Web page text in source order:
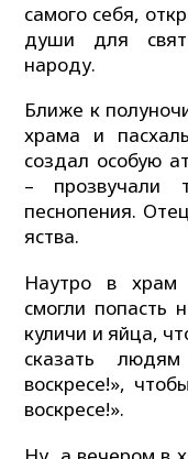
самого себя,
души для
народу.
Ближе к
храма и
создал особую
– прозвучали
песнопения.
яства.
Наутро в храм
смогли попасть
куличи и яйца,
сказать
воскресе!»,
воскресе!».